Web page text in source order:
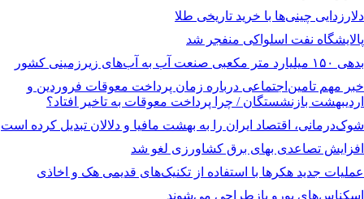
دلارزدایی چینی‌ها با خرید تاریخی طلا
پالایشگاه نفت اسلواکی منفجر شد
بدهی ۱۵۰ میلیارد متر مکعبی صنعت آب به آب‌های زیرزمینی کشور
خبر مهم تامین‌اجتماعی درباره زمان پرداخت معوقات فروردین و
اردیبهشت بازنشستگان / چرا پرداخت معوقات به تاخیر افتاد؟
شوک‌درمانی، اقتصاد ایران را به بهشت مافیا و دلالان تبدیل کرده است
افزایش تصاعدی بهای برق کشاورزی لغو شد
عملیات جدید هکرها با استفاده از تکنیک‌های قدیمی هک و اخاذی
اسکناس‌های یورو بازطراحی می‌شوند